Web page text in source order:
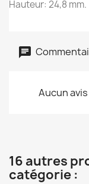
Hauteur: 24,8 mm.
Aucun
16 autres
catégorie :